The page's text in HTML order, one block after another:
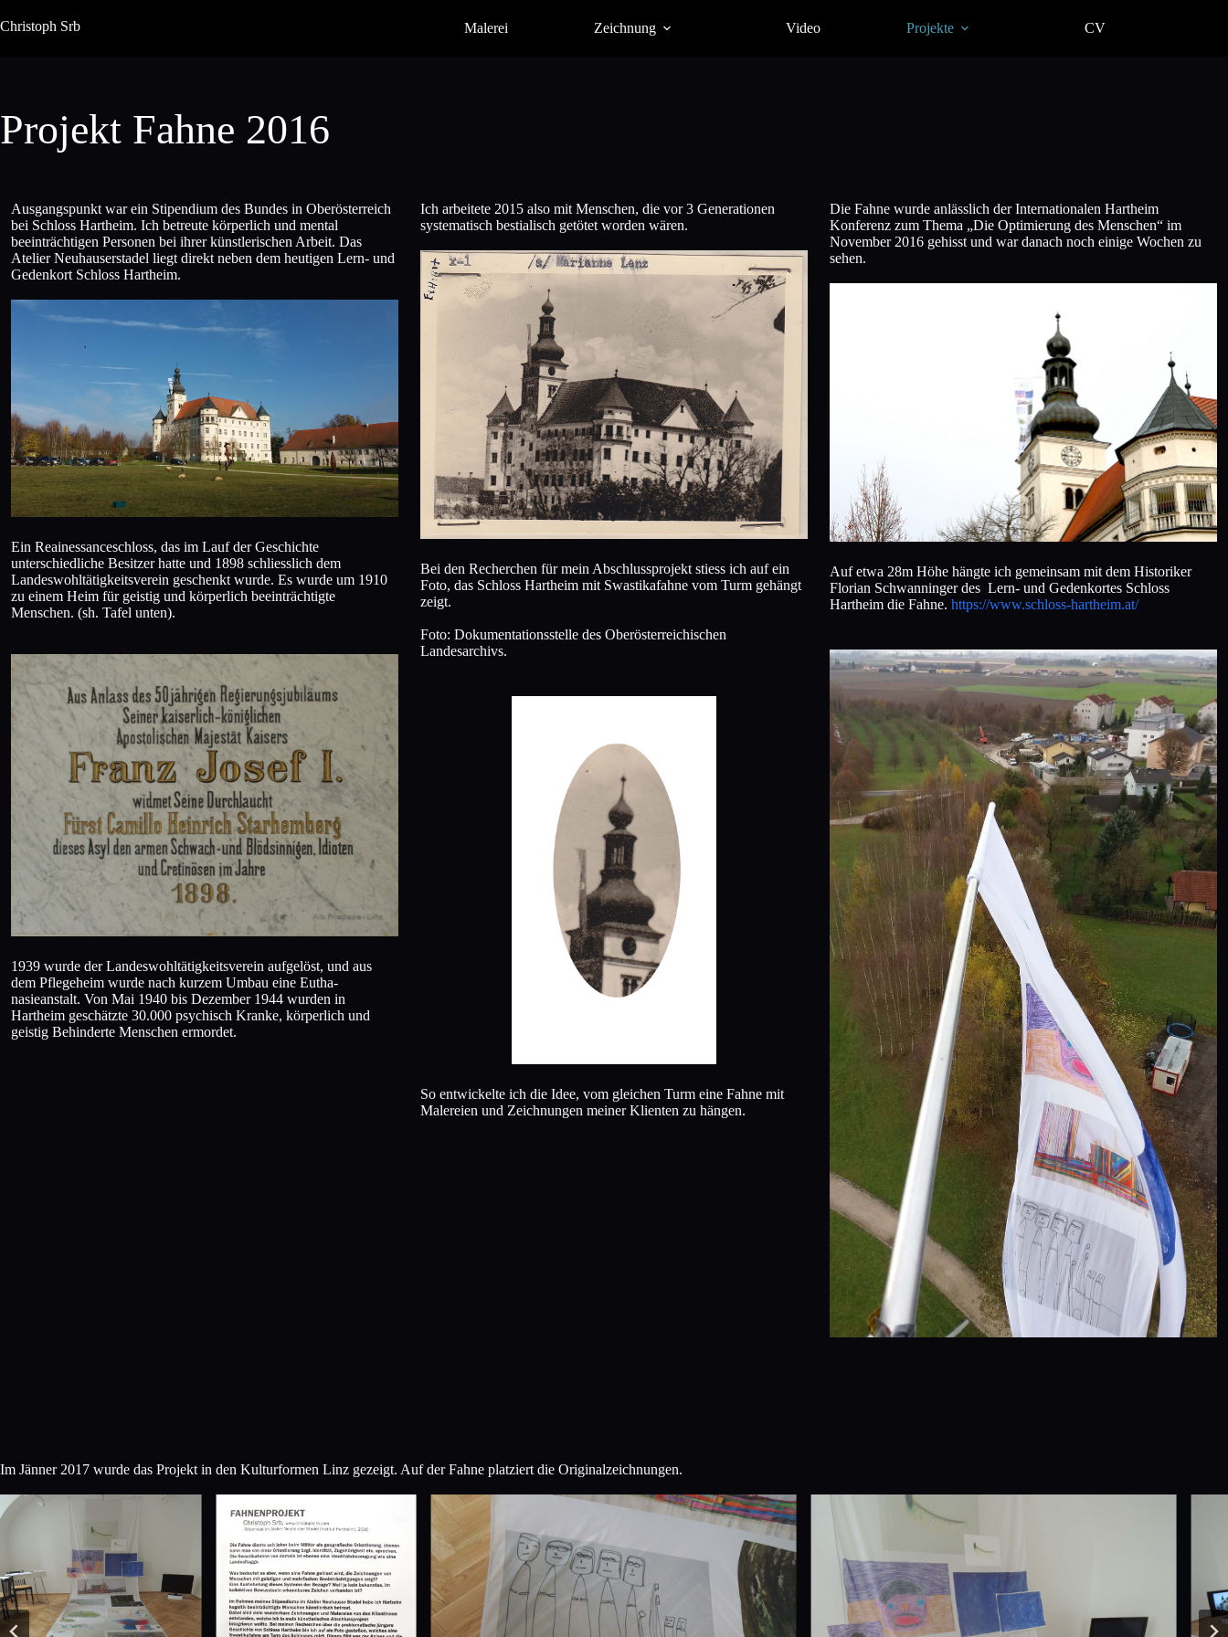
Inhalt
Christoph Srb Malerei Zeichnung Video Projekte CV
Projekt Fahne 2016
Ausgangspunkt war ein Stipendium des Bundes in Oberösterreich
bei Schloss Hartheim. Ich betreute körperlich und mental
beeinträchtigen Personen bei ihrer künstlerischen Arbeit. Das
Atelier Neuhauserstadel liegt direkt neben dem heutigen Lern- und
Gedenkort Schloss Hartheim.
Ein Reainessanceschloss, das im Lauf der Geschichte
unterschiedliche Besitzer hatte und 1898 schliesslich dem
Landeswohltätigkeitsverein geschenkt wurde. Es wurde um 1910
zu einem Heim für geistig und körperlich beeinträchtigte
Menschen. (sh. Tafel unten).
1939 wurde der Landeswohltätigkeitsverein aufgelöst, und aus
dem Pflegeheim wurde nach kurzem Umbau eine Eutha-
nasieanstalt. Von Mai 1940 bis Dezember 1944 wurden in
Hartheim geschätzte 30.000 psychisch Kranke, körperlich und
geistig Behinderte Menschen ermordet.
Ich arbeitete 2015 also mit Menschen, die vor 3 Generationen
systematisch bestialisch getötet worden wären.
Bei den Recherchen für mein Abschlussprojekt stiess ich auf ein
Foto, das Schloss Hartheim mit Swastikafahne vom Turm gehängt
zeigt.
Foto: Dokumentationsstelle des Oberösterreichischen
Landesarchivs.
So entwickelte ich die Idee, vom gleichen Turm eine Fahne mit
Malereien und Zeichnungen meiner Klienten zu hängen.
Die Fahne wurde anlässlich der Internationalen Hartheim
Konferenz zum Thema „Die Optimierung des Menschen“ im
November 2016 gehisst und war danach noch einige Wochen zu
sehen.
Auf etwa 28m Höhe hängte ich gemeinsam mit dem Historiker
Florian Schwanninger des Lern- und Gedenkortes Schloss
Hartheim die Fahne. https://www.schloss-hartheim.at/
Im Jänner 2017 wurde das Projekt in den Kulturformen Linz gezeigt. Auf der Fahne platziert die Originalzeichnungen.